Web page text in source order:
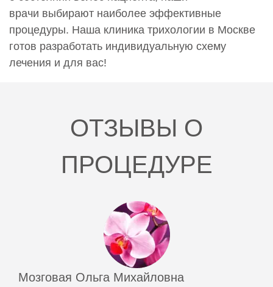
врачи выбирают наиболее эффективные
процедуры. Наша клиника трихологии в Москве
готов разработать индивидуальную схему
лечения и для вас!
ОТЗЫВЫ О
ПРОЦЕДУРЕ
Мозговая Ольга Михайловна